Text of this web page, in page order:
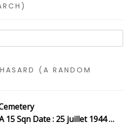
(A RANDOM
15 Sqn Date : 25 juillet 1944 …